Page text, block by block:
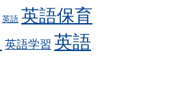
英語 英語保育
英語学習 英語